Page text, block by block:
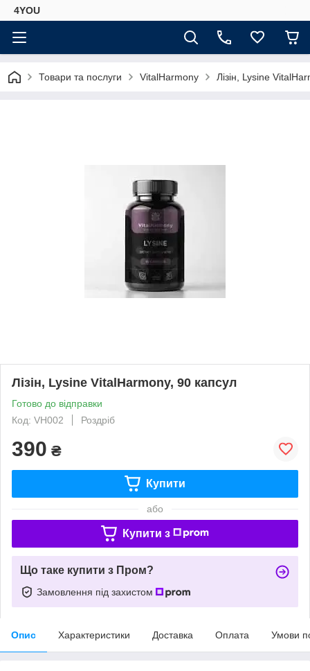
4YOU
Товари та послуги VitalHarmony Лізін, Lysine
Лізін, Lysine VitalHarmony, 90 капсул
Готово до відправки
Код: VH002
Роздріб
390 ₴
Купити
або
Купити з
Що таке купити з Пром?
Замовлення під захистом
Опис Характеристики Доставка Оплата Умови